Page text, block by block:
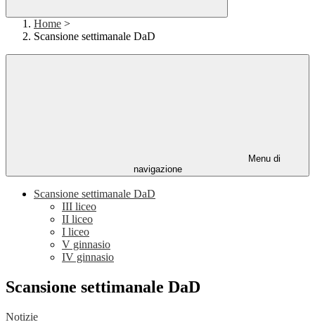
Home >
Scansione settimanale DaD
Menu di
navigazione
Scansione settimanale DaD
III liceo
II liceo
I liceo
V ginnasio
IV ginnasio
Scansione settimanale DaD
Notizie